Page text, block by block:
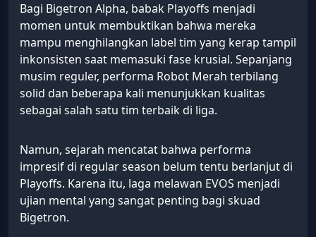
Bagi Bigetron Alpha, babak Playoffs menjadi
momen untuk membuktikan bahwa mereka
mampu menghilangkan label tim yang kerap tampil
inkonsisten saat memasuki fase krusial. Sepanjang
musim reguler, performa Robot Merah terbilang
solid dan beberapa kali menunjukkan kualitas
sebagai salah satu tim terbaik di liga.
Namun, sejarah mencatat bahwa performa
impresif di regular season belum tentu berlanjut di
Playoffs. Karena itu, laga melawan EVOS menjadi
ujian mental yang sangat penting bagi skuad
Bigetron.